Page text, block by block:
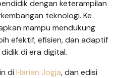
dengan keterampilan
teknologi. Ke
mampu mendukung
efektif, efisien, dan adaptif
di era digital.
di Harian Jogja, dan edisi